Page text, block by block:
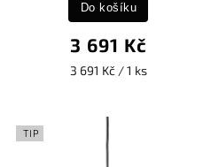
3 691 Kč
3 691 Kč / 1 ks
Do košíku
TIP